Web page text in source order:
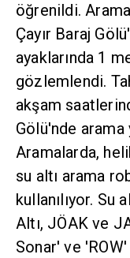
öğrenildi. Arama
Çayır Baraj
ayaklarında 1
gözlemlendi.
akşam
Gölü'nde arama
Aramalarda,
su altı arama
kullanılıyor. Su
Altı, JÖAK ve
Sonar' ve